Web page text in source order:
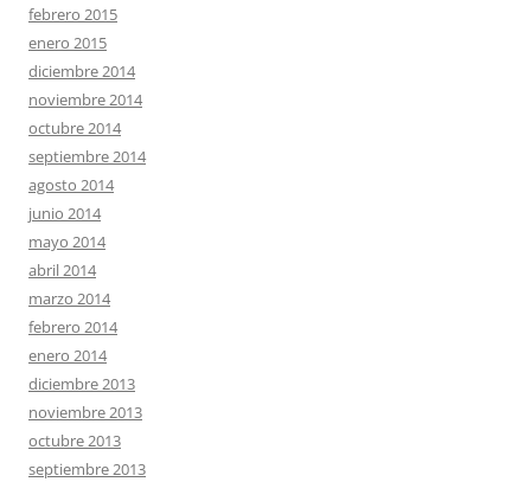
febrero 2015
enero 2015
diciembre 2014
noviembre 2014
octubre 2014
septiembre 2014
agosto 2014
junio 2014
mayo 2014
abril 2014
marzo 2014
febrero 2014
enero 2014
diciembre 2013
noviembre 2013
octubre 2013
septiembre 2013